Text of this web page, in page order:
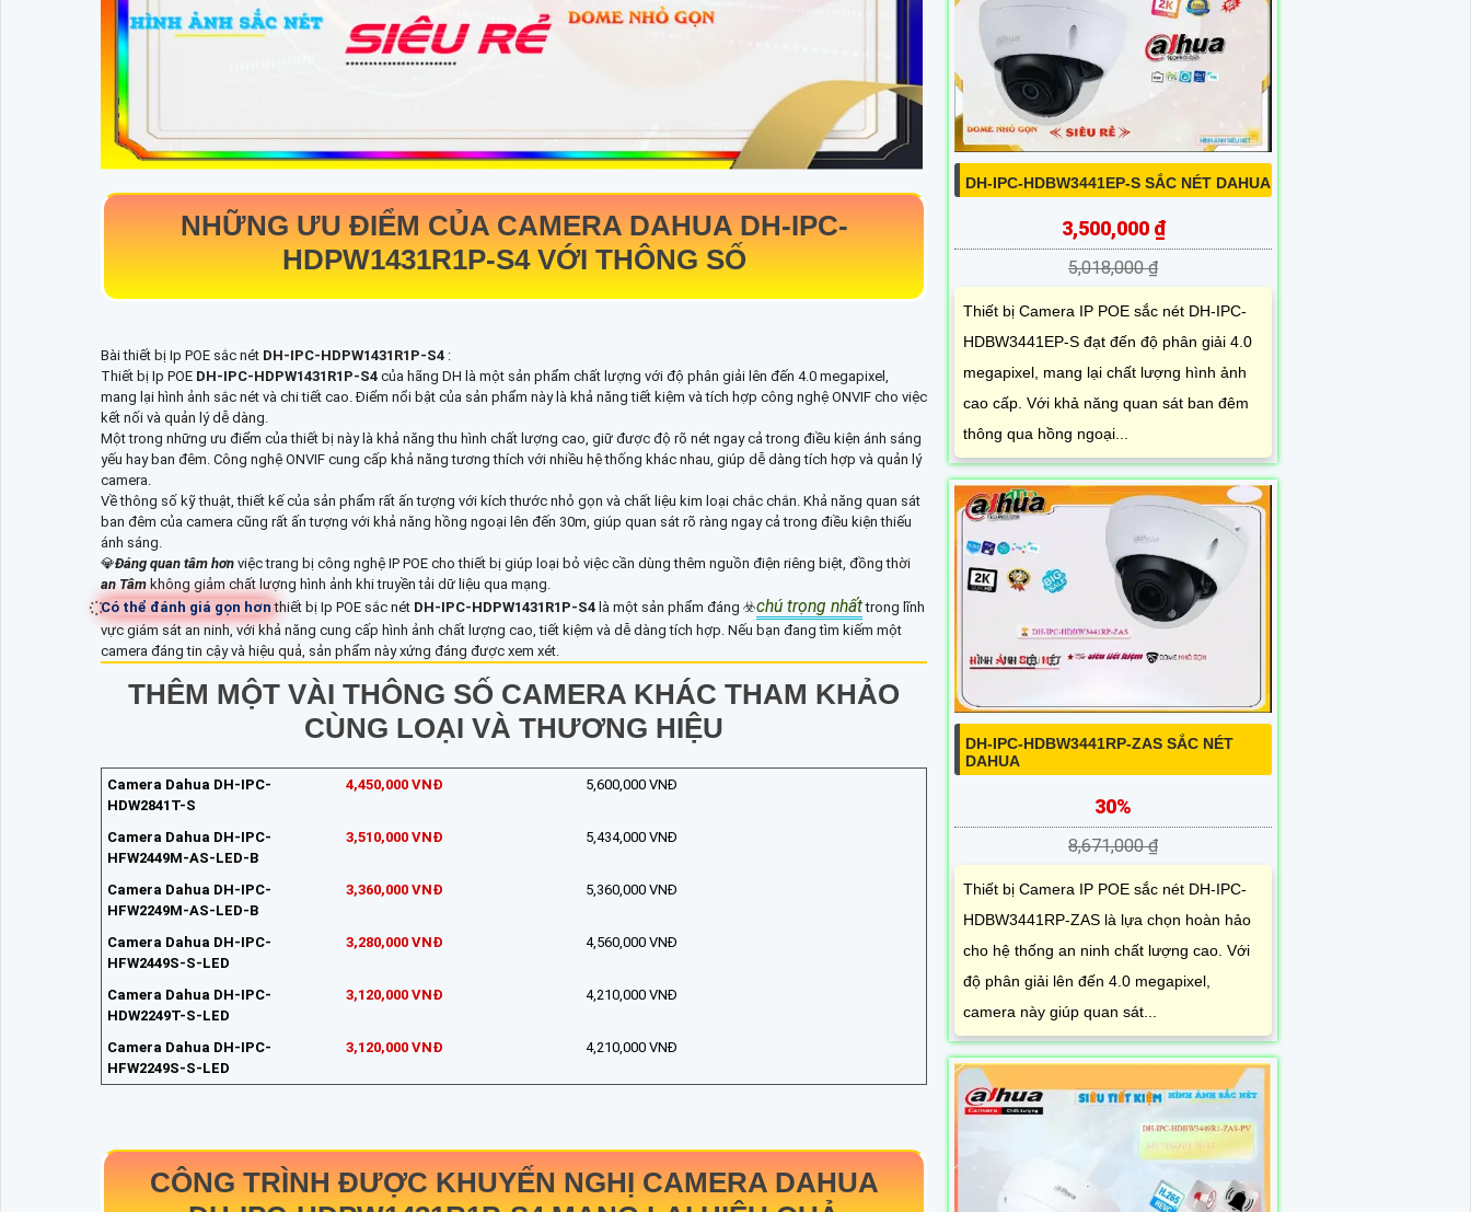
NHỮNG ƯU ĐIỂM CỦA CAMERA DAHUA DH-IPC-
HDPW1431R1P-S4 VỚI THÔNG SỐ
Bài thiết bị Ip POE sắc nét DH-IPC-HDPW1431R1P-S4 :
Thiết bị Ip POE DH-IPC-HDPW1431R1P-S4 của hãng DH là một sản phẩm chất lượng với độ phân giải lên đến 4.0 megapixel,
mang lại hình ảnh sắc nét và chi tiết cao. Điểm nổi bật của sản phẩm này là khả năng tiết kiệm và tích hợp công nghệ ONVIF cho việc
kết nối và quản lý dễ dàng.
Một trong những ưu điểm của thiết bị này là khả năng thu hình chất lượng cao, giữ được độ rõ nét ngay cả trong điều kiện ánh sáng
yếu hay ban đêm. Công nghệ ONVIF cung cấp khả năng tương thích với nhiều hệ thống khác nhau, giúp dễ dàng tích hợp và quản lý
camera.
Về thông số kỹ thuật, thiết kế của sản phẩm rất ấn tượng với kích thước nhỏ gọn và chất liệu kim loại chắc chắn. Khả năng quan sát
ban đêm của camera cũng rất ấn tượng với khả năng hồng ngoại lên đến 30m, giúp quan sát rõ ràng ngay cả trong điều kiện thiếu
ánh sáng.
💎Đáng quan tâm hơn việc trang bị công nghệ IP POE cho thiết bị giúp loại bỏ việc cần dùng thêm nguồn điện riêng biệt, đồng thời
an Tâm không giảm chất lượng hình ảnh khi truyền tải dữ liệu qua mạng.
Có thể đánh giá gọn hơnthiết bị Ip POE sắc nét DH-IPC-HDPW1431R1P-S4 là một sản phẩm đáng ☣️chú trọng nhấttrong lĩnh
vực giám sát an ninh, với khả năng cung cấp hình ảnh chất lượng cao, tiết kiệm và dễ dàng tích hợp. Nếu bạn đang tìm kiếm một
camera đáng tin cậy và hiệu quả, sản phẩm này xứng đáng được xem xét.
THÊM MỘT VÀI THÔNG SỐ CAMERA KHÁC THAM KHẢO
CÙNG LOẠI VÀ THƯƠNG HIỆU
Camera Dahua DH-IPC-
HDW2841T-S
4,450,000 VNĐ 5,600,000 VNĐ
Camera Dahua DH-IPC-
HFW2449M-AS-LED-B
3,510,000 VNĐ 5,434,000 VNĐ
Camera Dahua DH-IPC-
HFW2249M-AS-LED-B
3,360,000 VNĐ 5,360,000 VNĐ
Camera Dahua DH-IPC-
HFW2449S-S-LED
3,280,000 VNĐ 4,560,000 VNĐ
Camera Dahua DH-IPC-
HDW2249T-S-LED
3,120,000 VNĐ 4,210,000 VNĐ
Camera Dahua DH-IPC-
HFW2249S-S-LED
3,120,000 VNĐ 4,210,000 VNĐ
CÔNG TRÌNH ĐƯỢC KHUYẾN NGHỊ CAMERA DAHUA
DH-IPC-HDBW3441EP-S SẮC NÉT DAHUA
3,500,000 ₫
5,018,000 ₫
Thiết bị Camera IP POE sắc nét DH-IPC-
HDBW3441EP-S đạt đến độ phân giải 4.0
megapixel, mang lại chất lượng hình ảnh
cao cấp. Với khả năng quan sát ban đêm
thông qua hồng ngoại...
DH-IPC-HDBW3441RP-ZAS SẮC NÉT
DAHUA
30%
8,671,000 ₫
Thiết bị Camera IP POE sắc nét DH-IPC-
HDBW3441RP-ZAS là lựa chọn hoàn hảo
cho hệ thống an ninh chất lượng cao. Với
độ phân giải lên đến 4.0 megapixel,
camera này giúp quan sát...